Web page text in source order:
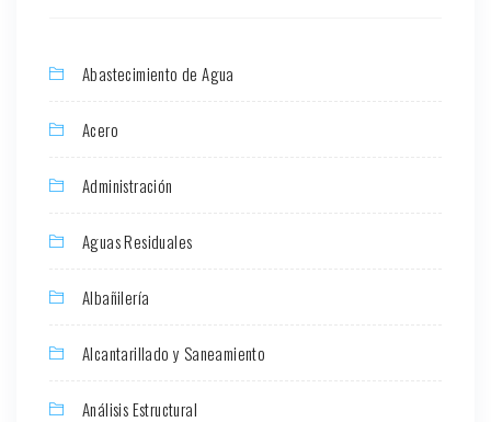
Abastecimiento de Agua
Acero
Administración
Aguas Residuales
Albañilería
Alcantarillado y Saneamiento
Análisis Estructural